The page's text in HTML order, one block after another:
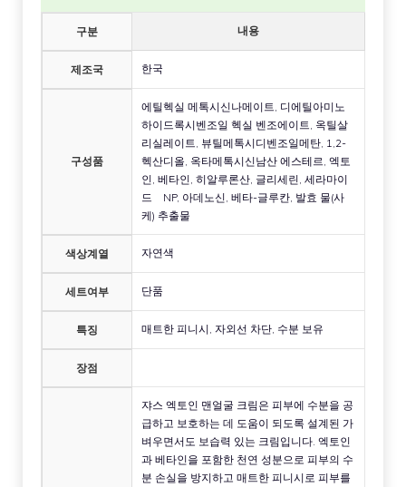
구분 내용
제조국 한국
구성품
에틸헥실 메톡시신나메이트, 디에틸아미노
하이드록시벤조일 헥실 벤조에이트, 옥틸살
리실레이트, 뷰틸메톡시디벤조일메탄, 1,2-
헥산디올, 옥타메톡시신남산 에스테르, 엑토
인, 베타인, 히알루론산, 글리세린, 세라마이
드 NP, 아데노신, 베타-글루칸, 발효 물(사
케) 추출물
색상계열 자연색
세트여부 단품
특징 매트한 피니시, 자외선 차단, 수분 보유
장점
쟈스 엑토인 맨얼굴 크림은 피부에 수분을 공
급하고 보호하는 데 도움이 되도록 설계된 가
벼우면서도 보습력 있는 크림입니다. 엑토인
과 베타인을 포함한 천연 성분으로 피부의 수
분 손실을 방지하고 매트한 피니시로 피부를